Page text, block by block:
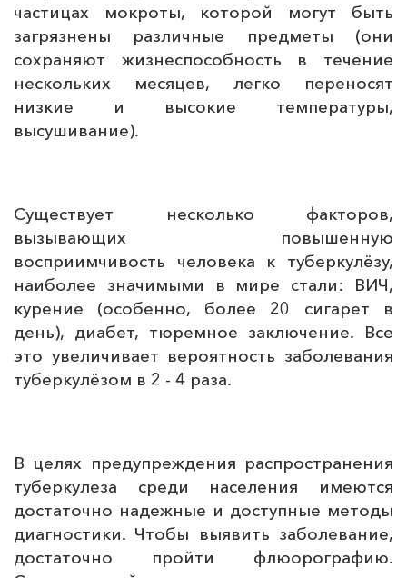
частицах мокроты, которой могут быть
загрязнены различные предметы (они
сохраняют жизнеспособность в течение
нескольких месяцев, легко переносят
низкие и высокие температуры,
высушивание).
Существует несколько факторов,
вызывающих повышенную
восприимчивость человека к туберкулёзу,
наиболее значимыми в мире стали: ВИЧ,
курение (особенно, более 20 сигарет в
день), диабет, тюремное заключение. Все
это увеличивает вероятность заболевания
туберкулёзом в 2 - 4 раза.
В целях предупреждения распространения
туберкулеза среди населения имеются
достаточно надежные и доступные методы
диагностики. Чтобы выявить заболевание,
достаточно пройти флюорографию.